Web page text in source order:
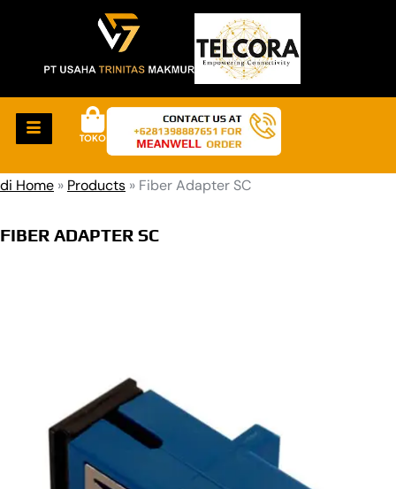
TOKO
di Home » Products » Fiber Adapter SC
FIBER ADAPTER SC